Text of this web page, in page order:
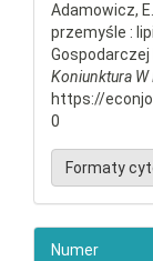
Adamowicz,
przemyśle :
Gospodarczej
Koniunktura W
https://
0
Formaty
Numer